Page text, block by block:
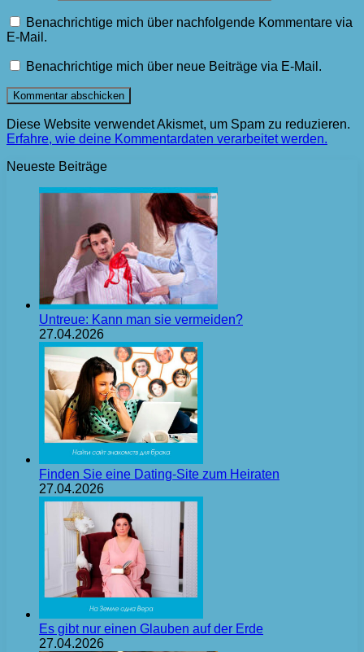
Benachrichtige mich über nachfolgende Kommentare via
E-Mail.
Benachrichtige mich über neue Beiträge via E-Mail.
Diese Website verwendet Akismet, um Spam zu reduzieren.
Erfahre, wie deine Kommentardaten verarbeitet werden.
Neueste Beiträge
Untreue: Kann man sie vermeiden?
27.04.2026
Finden Sie eine Dating-Site zum Heiraten
27.04.2026
Es gibt nur einen Glauben auf der Erde
27.04.2026